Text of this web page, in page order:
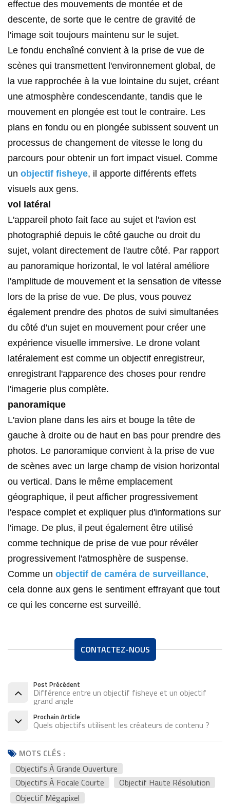
effectue des mouvements de montée et de
descente, de sorte que le centre de gravité de
l'image soit toujours maintenu sur le sujet.
Le fondu enchaîné convient à la prise de vue de
scènes qui transmettent l'environnement global, de
la vue rapprochée à la vue lointaine du sujet, créant
une atmosphère condescendante, tandis que le
mouvement en plongée est tout le contraire. Les
plans en fondu ou en plongée subissent souvent un
processus de changement de vitesse le long du
parcours pour obtenir un fort impact visuel. Comme
un objectif fisheye, il apporte différents effets
visuels aux gens.
vol latéral
L'appareil photo fait face au sujet et l'avion est
photographié depuis le côté gauche ou droit du
sujet, volant directement de l'autre côté. Par rapport
au panoramique horizontal, le vol latéral améliore
l'amplitude de mouvement et la sensation de vitesse
lors de la prise de vue. De plus, vous pouvez
également prendre des photos de suivi simultanées
du côté d'un sujet en mouvement pour créer une
expérience visuelle immersive. Le drone volant
latéralement est comme un objectif enregistreur,
enregistrant l'apparence des choses pour rendre
l'imagerie plus complète.
panoramique
L'avion plane dans les airs et bouge la tête de
gauche à droite ou de haut en bas pour prendre des
photos. Le panoramique convient à la prise de vue
de scènes avec un large champ de vision horizontal
ou vertical. Dans le même emplacement
géographique, il peut afficher progressivement
l'espace complet et expliquer plus d'informations sur
l'image. De plus, il peut également être utilisé
comme technique de prise de vue pour révéler
progressivement l'atmosphère de suspense.
Comme un objectif de caméra de surveillance,
cela donne aux gens le sentiment effrayant que tout
ce qui les concerne est surveillé.
CONTACTEZ-NOUS
Post Précédent
Différence entre un objectif fisheye et un objectif
grand angle
Prochain Article
Quels objectifs utilisent les créateurs de contenu ?
MOTS CLÉS :
Objectifs À Grande Ouverture
Objectifs À Focale Courte
Objectif Haute Résolution
Objectif Mégapixel